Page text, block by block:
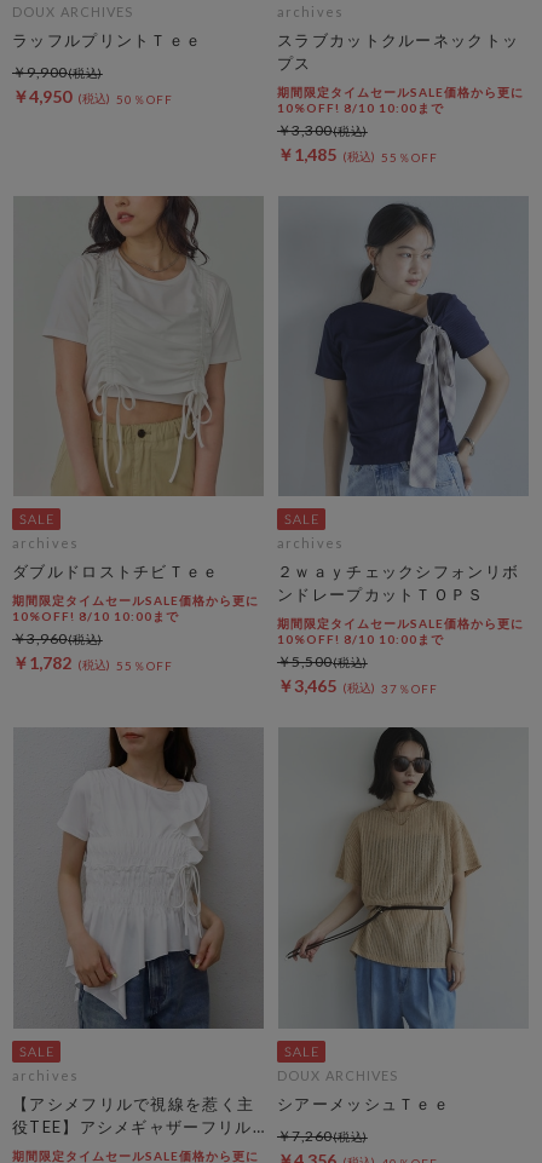
DOUX ARCHIVES
ラッフルプリントＴｅｅ
￥4,950 50％OFF
￥9,900
archives
スラブカットクルーネックトッ
プス
期間限定タイムセールSALE価格から更に
10%OFF! 8/10 10:00まで
￥1,485 55％OFF
￥3,300
archives
ダブルドロストチビＴｅｅ
期間限定タイムセールSALE価格から更に
10%OFF! 8/10 10:00まで
￥1,782 55％OFF
￥3,960
archives
２ｗａｙチェックシフォンリボ
ンドレープカットＴＯＰＳ
期間限定タイムセールSALE価格から更に
10%OFF! 8/10 10:00まで
￥3,465 37％OFF
￥5,500
archives
【アシメフリルで視線を惹く主
役TEE】アシメギャザーフリル
ＴＥＥ
期間限定タイムセールSALE価格から更に
DOUX ARCHIVES
シアーメッシュＴｅｅ
￥7,260